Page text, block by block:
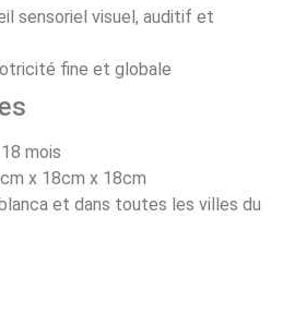
sensoriel visuel, auditif et
fine et globale
mois
x 18cm x 18cm
et dans toutes les villes du